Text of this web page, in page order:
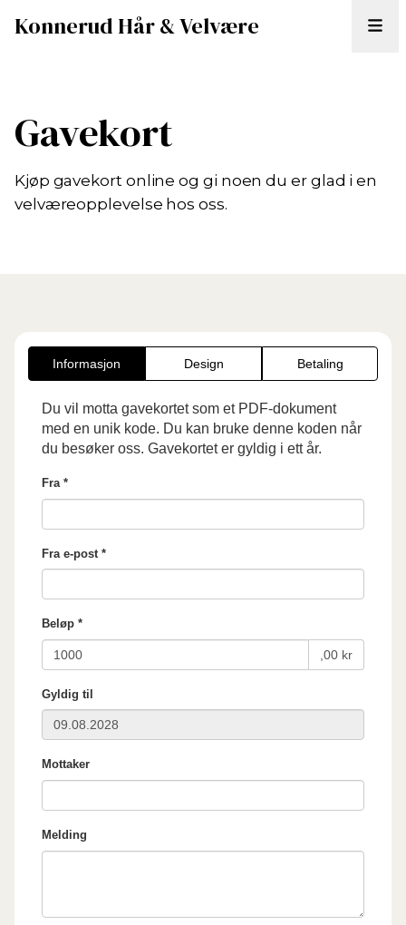
Konnerud Hår & Velvære
Gavekort
Kjøp gavekort online og gi noen du er glad i en
velværeopplevelse hos oss.